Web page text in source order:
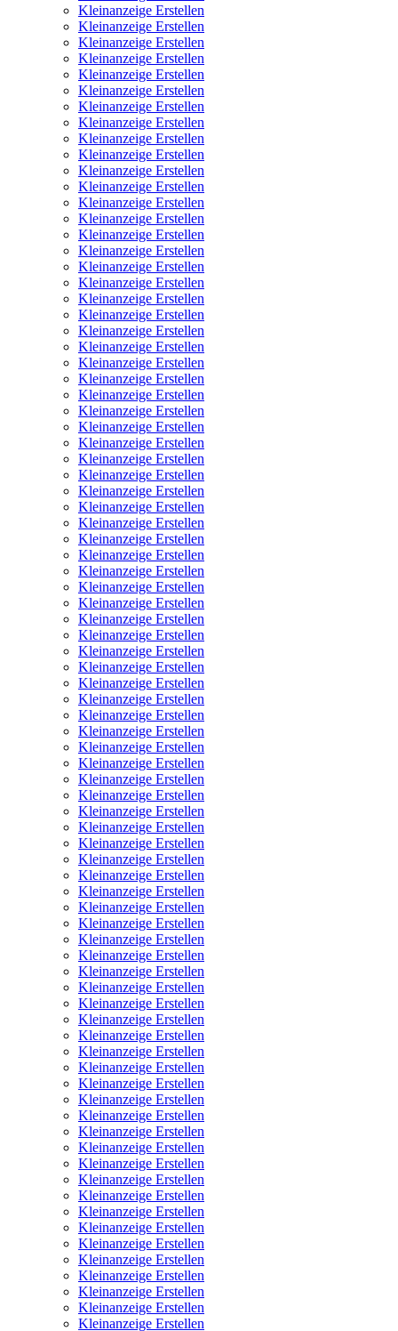
Kleinanzeige Erstellen
Kleinanzeige Erstellen
Kleinanzeige Erstellen
Kleinanzeige Erstellen
Kleinanzeige Erstellen
Kleinanzeige Erstellen
Kleinanzeige Erstellen
Kleinanzeige Erstellen
Kleinanzeige Erstellen
Kleinanzeige Erstellen
Kleinanzeige Erstellen
Kleinanzeige Erstellen
Kleinanzeige Erstellen
Kleinanzeige Erstellen
Kleinanzeige Erstellen
Kleinanzeige Erstellen
Kleinanzeige Erstellen
Kleinanzeige Erstellen
Kleinanzeige Erstellen
Kleinanzeige Erstellen
Kleinanzeige Erstellen
Kleinanzeige Erstellen
Kleinanzeige Erstellen
Kleinanzeige Erstellen
Kleinanzeige Erstellen
Kleinanzeige Erstellen
Kleinanzeige Erstellen
Kleinanzeige Erstellen
Kleinanzeige Erstellen
Kleinanzeige Erstellen
Kleinanzeige Erstellen
Kleinanzeige Erstellen
Kleinanzeige Erstellen
Kleinanzeige Erstellen
Kleinanzeige Erstellen
Kleinanzeige Erstellen
Kleinanzeige Erstellen
Kleinanzeige Erstellen
Kleinanzeige Erstellen
Kleinanzeige Erstellen
Kleinanzeige Erstellen
Kleinanzeige Erstellen
Kleinanzeige Erstellen
Kleinanzeige Erstellen
Kleinanzeige Erstellen
Kleinanzeige Erstellen
Kleinanzeige Erstellen
Kleinanzeige Erstellen
Kleinanzeige Erstellen
Kleinanzeige Erstellen
Kleinanzeige Erstellen
Kleinanzeige Erstellen
Kleinanzeige Erstellen
Kleinanzeige Erstellen
Kleinanzeige Erstellen
Kleinanzeige Erstellen
Kleinanzeige Erstellen
Kleinanzeige Erstellen
Kleinanzeige Erstellen
Kleinanzeige Erstellen
Kleinanzeige Erstellen
Kleinanzeige Erstellen
Kleinanzeige Erstellen
Kleinanzeige Erstellen
Kleinanzeige Erstellen
Kleinanzeige Erstellen
Kleinanzeige Erstellen
Kleinanzeige Erstellen
Kleinanzeige Erstellen
Kleinanzeige Erstellen
Kleinanzeige Erstellen
Kleinanzeige Erstellen
Kleinanzeige Erstellen
Kleinanzeige Erstellen
Kleinanzeige Erstellen
Kleinanzeige Erstellen
Kleinanzeige Erstellen
Kleinanzeige Erstellen
Kleinanzeige Erstellen
Kleinanzeige Erstellen
Kleinanzeige Erstellen
Kleinanzeige Erstellen
Kleinanzeige Erstellen